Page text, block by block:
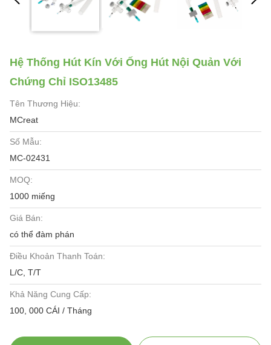
Hệ Thống Hút Kín Với Ống Hút Nội Quản Với
Chứng Chỉ ISO13485
Tên Thương Hiệu:
MCreat
Số Mẫu:
MC-02431
MOQ:
1000 miếng
Giá Bán:
có thể đàm phán
Điều Khoản Thanh Toán:
L/C, T/T
Khả Năng Cung Cấp:
100, 000 CÁI / Tháng